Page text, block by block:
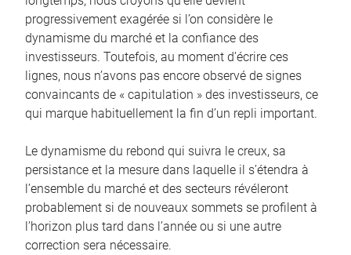
progressivement exagérée si l’on considère le
dynamisme du marché et la confiance des
investisseurs. Toutefois, au moment d’écrire ces
lignes, nous n’avons pas encore observé de signes
convaincants de « capitulation » des investisseurs, ce
qui marque habituellement la fin d’un repli important.
Le dynamisme du rebond qui suivra le creux, sa
persistance et la mesure dans laquelle il s’étendra à
l’ensemble du marché et des secteurs révéleront
probablement si de nouveaux sommets se profilent à
l’horizon plus tard dans l’année ou si une autre
correction sera nécessaire.